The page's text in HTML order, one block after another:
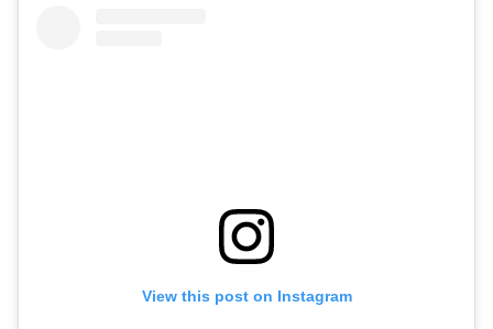
View this post on Instagram